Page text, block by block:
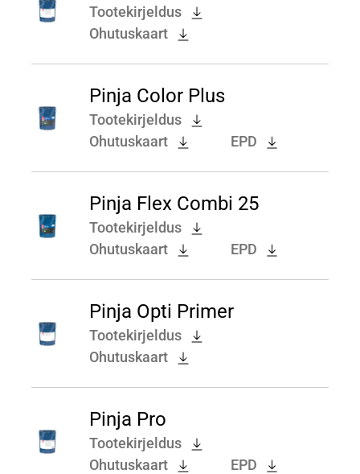
Tootekirjeldus
Ohutuskaart
Pinja Color Plus
Tootekirjeldus
Ohutuskaart
EPD
Pinja Flex Combi 25
Tootekirjeldus
Ohutuskaart
EPD
Pinja Opti Primer
Tootekirjeldus
Ohutuskaart
Pinja Pro
Tootekirjeldus
Ohutuskaart
EPD